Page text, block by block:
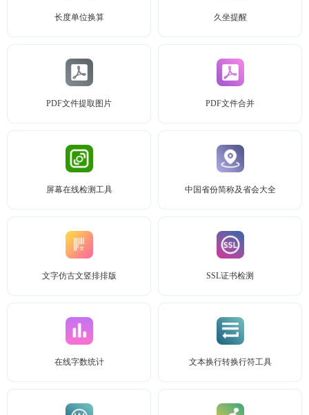
长度单位换算 久坐提醒
PDF文件提取图片 PDF文件合并
屏幕在线检测工具 中国省份简称及省会大全
文字仿古文竖排排版 SSL证书检测
在线字数统计 文本换行转换行符工具